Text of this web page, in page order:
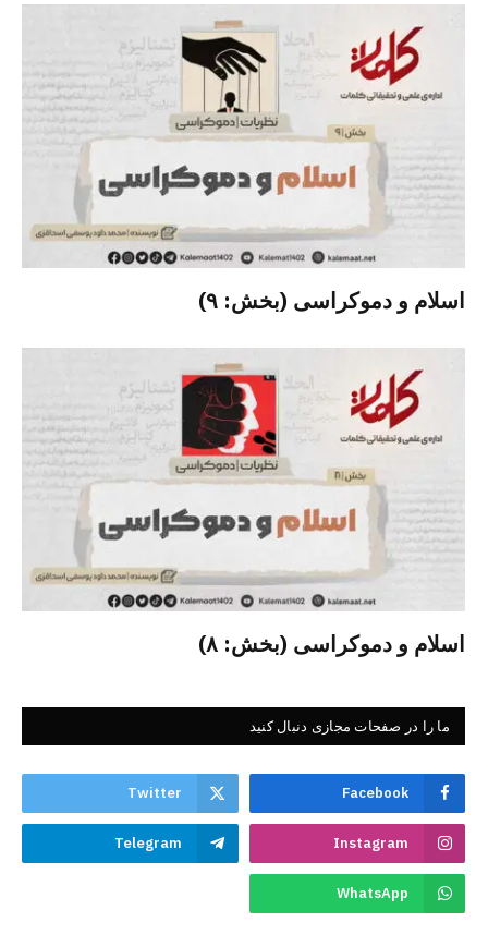
اسلام و دموکراسی (بخش: ۹)
اسلام و دموکراسی (بخش: ۸)
ما را در صفحات مجازی دنبال کنید
Facebook
Twitter
Instagram
Telegram
WhatsApp